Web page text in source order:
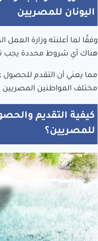
اليونان للمصريين
وفقًا لما أعلنته وزارة العمل
هناك أي شروط محددة يجب
مما يعني أن التقدم للحصول
مختلف المواطنين المصريين
كيفية التقديم
للمصريين؟